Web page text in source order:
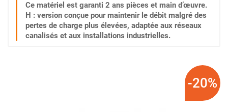
Ce matériel est garanti 2 ans pièces et main d’œuvre.
H : version conçue pour maintenir le débit malgré des
pertes de charge plus élevées, adaptée aux réseaux
canalisés et aux installations industrielles.
-20%